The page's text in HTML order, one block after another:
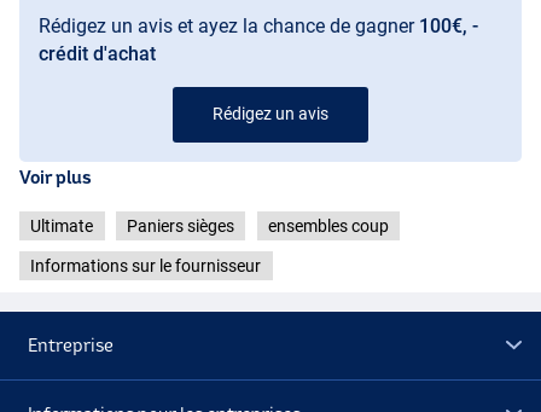
Rédigez un avis et ayez la chance de gagner 100€, -
crédit d'achat
Rédigez un avis
Voir plus
Ultimate Paniers sièges ensembles coup
Informations sur le fournisseur
Entreprise